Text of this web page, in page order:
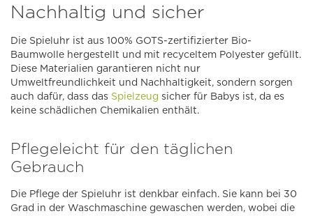
Nachhaltig und sicher
Die Spieluhr ist aus 100% GOTS-zertifizierter Bio-
Baumwolle hergestellt und mit recyceltem Polyester gefüllt.
Diese Materialien garantieren nicht nur
Umweltfreundlichkeit und Nachhaltigkeit, sondern sorgen
auch dafür, dass das Spielzeug sicher für Babys ist, da es
keine schädlichen Chemikalien enthält.
Pflegeleicht für den täglichen
Gebrauch
Die Pflege der Spieluhr ist denkbar einfach. Sie kann bei 30
Grad in der Waschmaschine gewaschen werden, wobei die